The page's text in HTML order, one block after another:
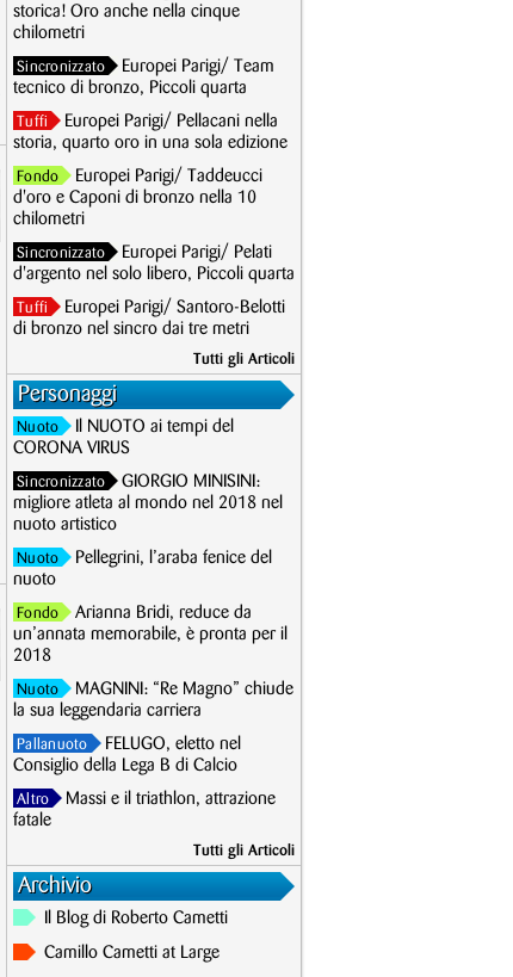
storica! Oro anche nella cinque
chilometri
Sincronizzato
Europei Parigi/ Team
tecnico di bronzo, Piccoli quarta
Tuffi
Europei Parigi/ Pellacani nella
storia, quarto oro in una sola edizione
Fondo
Europei Parigi/ Taddeucci
d'oro e Caponi di bronzo nella 10
chilometri
Sincronizzato
Europei Parigi/ Pelati
d'argento nel solo libero, Piccoli quarta
Tuffi
Europei Parigi/ Santoro-Belotti
di bronzo nel sincro dai tre metri
Tutti gli Articoli
Personaggi
Nuoto
Il NUOTO ai tempi del
CORONA VIRUS
Sincronizzato
GIORGIO MINISINI:
migliore atleta al mondo nel 2018 nel
nuoto artistico
Nuoto
Pellegrini, l’araba fenice del
nuoto
Fondo
Arianna Bridi, reduce da
un’annata memorabile, è pronta per il
2018
Nuoto
MAGNINI: “Re Magno” chiude
la sua leggendaria carriera
Pallanuoto
FELUGO, eletto nel
Consiglio della Lega B di Calcio
Altro
Massi e il triathlon, attrazione
fatale
Tutti gli Articoli
Archivio
Il Blog di Roberto Cametti
Camillo Cametti at Large